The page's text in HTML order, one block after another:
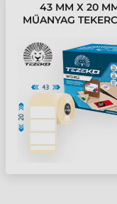
43 MM X 20
MŰANYAG
4000 CÍMKE/